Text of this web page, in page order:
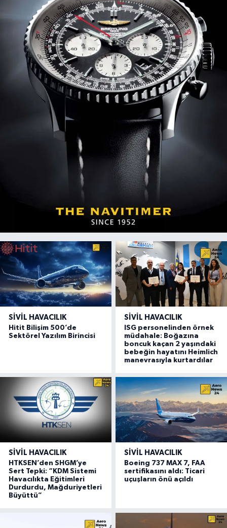
SIVIL HAVACILIK
Hitit Bilişim 500’de
Sektörel Yazılım Birincisi
SIVIL HAVACILIK
ISG personelinden örnek
müdahale: Boğazına
boncuk kaçan 2 yaşındaki
bebeğin hayatını Heimlich
manevrasıyla kurtardılar
SIVIL HAVACILIK
HTKSEN’den SHGM’ye
Sert Tepki: “KDM Sistemi
Havacılıkta Eğitimleri
Durdurdu, Mağduriyetleri
Büyüttü”
SIVIL HAVACILIK
Boeing 737 MAX 7, FAA
sertifikasını aldı: Ticari
uçuşların önü açıldı